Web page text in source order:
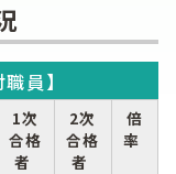
員】
1次
合格
者
2次
合格
者
倍
率